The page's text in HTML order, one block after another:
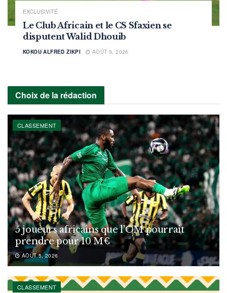
EXCLUSIVITÉ
Le Club Africain et le CS Sfaxien se
disputent Walid Dhouib
KOKOU ALFRED ZIKPI AOÛT 9, 2026
Choix de la rédaction
CLASSEMENT
5 joueurs africains que l’OM pourrait
prendre pour 10 M€
AOÛT 5, 2026
CLASSEMENT